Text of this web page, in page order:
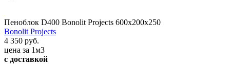
Пеноблок D400 Bonolit Projects 600х200х250
Bonolit Projects
4 350 руб.
цена за 1м3
с доставкой